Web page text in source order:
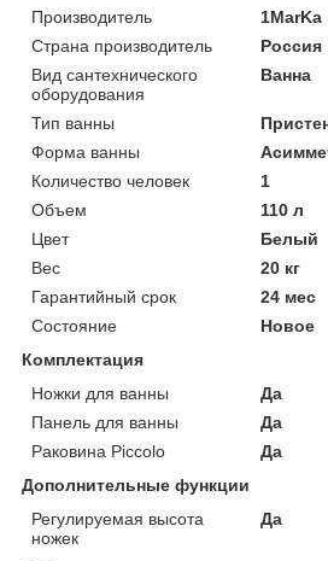
Производитель
1MarKa
Страна производитель
Россия
Вид сантехнического
оборудования
Ванна
Тип ванны
Форма ванны
Количество человек
1
Объем
110 л
Цвет
Белый
Вес
20 кг
Гарантийный срок
24 мес
Состояние
Новое
Комплектация
Ножки для ванны
Да
Панель для ванны
Да
Раковина Piccolo
Да
Дополнительные функции
Регулируемая высота
ножек
Да